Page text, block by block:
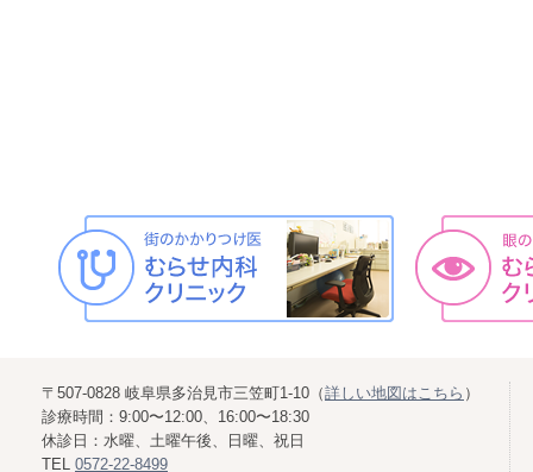
〒507-0828 岐阜県多治見市三笠町1-10（詳しい地図はこちら ）
診療時間：9:00〜12:00、16:00〜18:30
休診日：水曜、土曜午後、日曜、祝日
TEL 0572-22-8499